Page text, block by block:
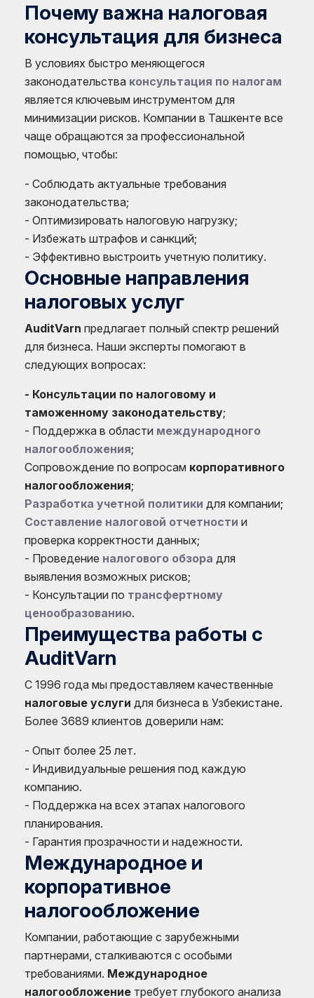
Почему важна налоговая
консультация для бизнеса
В условиях быстро меняющегося
законодательства консультация по налогам
является ключевым инструментом для
минимизации рисков. Компании в Ташкенте все
чаще обращаются за профессиональной
помощью, чтобы:
- Соблюдать актуальные требования
законодательства;
- Оптимизировать налоговую нагрузку;
- Избежать штрафов и санкций;
- Эффективно выстроить учетную политику.
Основные направления
налоговых услуг
AuditVarn предлагает полный спектр решений
для бизнеса. Наши эксперты помогают в
следующих вопросах:
- Консультации по налоговому и
таможенному законодательству;
- Поддержка в области международного
налогообложения;
Сопровождение по вопросам корпоративного
налогообложения;
Разработка учетной политики для компании;
Составление налоговой отчетности и
проверка корректности данных;
- Проведение налогового обзора для
выявления возможных рисков;
- Консультации по трансфертному
ценообразованию.
Преимущества работы с
AuditVarn
С 1996 года мы предоставляем качественные
налоговые услуги для бизнеса в Узбекистане.
Более 3689 клиентов доверили нам:
- Опыт более 25 лет.
- Индивидуальные решения под каждую
компанию.
- Поддержка на всех этапах налогового
планирования.
- Гарантия прозрачности и надежности.
Международное и
корпоративное
налогообложение
Компании, работающие с зарубежными
партнерами, сталкиваются с особыми
требованиями. Международное
налогообложение требует глубокого анализа